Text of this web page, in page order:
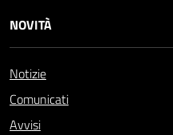
NOVITÀ
Notizie
Comunicati
Avvisi